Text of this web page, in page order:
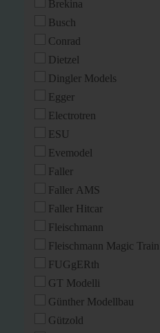
Brekina
Busch
Conrad
Dietzel
Dingler Models
Egger
Electrotren
ESU
Evemodel
Faller
Faller AMS
Faller Hitcar
Fleischmann
Fleischmann Magic Train
FUGgERth
GT Modelli
Günther Modellbau
Gützold